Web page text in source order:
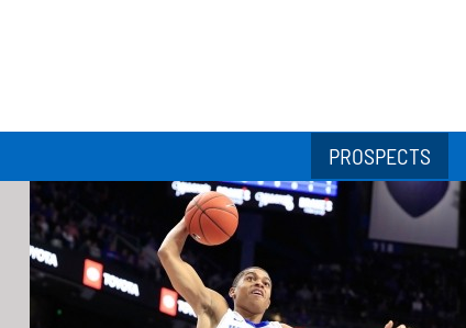
PROSPECTS